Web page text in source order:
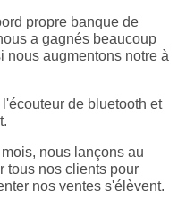
propre banque de
a gagnés beaucoup
nous augmentons notre à
de bluetooth et
nous lançons au
tous nos clients pour
nos ventes s'élèvent.